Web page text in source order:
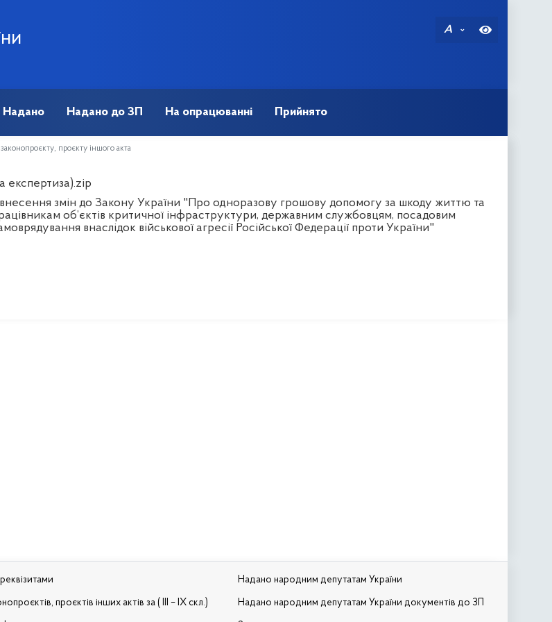
A
Надано Надано до ЗП На опрацюванні Прийнято
законопроєкту, проєкту іншого акта
експертиза).zip
змін до Закону України "Про одноразову грошову допомогу за шкоду життю та
об’єктів критичної інфраструктури, державним службовцям, посадовим
внаслідок військової агресії Російської Федерації проти України"
проєктів інших актів за ( III – IX скл.)
Надано народним депутатам України
Надано народним депутатам України документів до ЗП